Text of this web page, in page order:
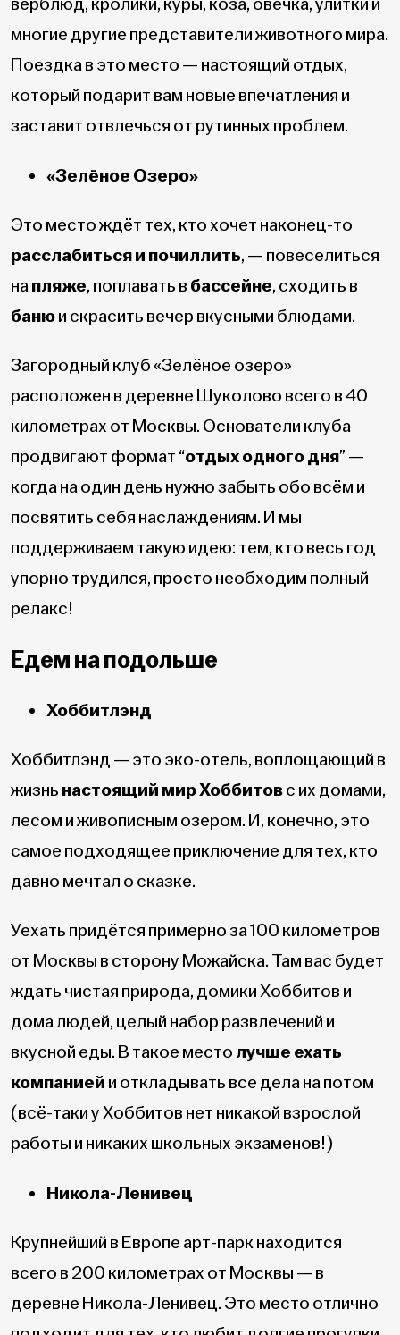
многие другие представители животного мира.
Поездка в это место — настоящий отдых,
который подарит вам новые впечатления и
заставит отвлечься от рутинных проблем.
«Зелёное Озеро»
Это место ждёт тех, кто хочет наконец-то
расслабиться и почиллить, — повеселиться
напляже, поплавать в бассейне, сходить в
банюи скрасить вечер вкусными блюдами.
Загородный клуб «Зелёное озеро»
расположен в деревне Шуколово всего в 40
километрах от Москвы. Основатели клуба
продвигают формат “отдых одного дня” —
когда на один день нужно забыть обо всём и
посвятить себя наслаждениям. И мы
поддерживаем такую идею: тем, кто весь год
упорно трудился, просто необходим полный
релакс!
Едем на подольше
Хоббитлэнд
Хоббитлэнд — это эко-отель, воплощающий в
жизнь настоящий мир Хоббитовс их домами,
лесом и живописным озером. И, конечно, это
самое подходящее приключение для тех, кто
давно мечтал о сказке.
Уехать придётся примерно за 100 километров
от Москвы в сторону Можайска. Там вас будет
ждать чистая природа, домики Хоббитов и
дома людей, целый набор развлечений и
вкусной еды. В такое место лучше ехать
компанией и откладывать все дела на потом
(всё-таки у Хоббитов нет никакой взрослой
работы и никаких школьных экзаменов!)
Никола-Ленивец
Крупнейший в Европе арт-парк находится
всего в 200 километрах от Москвы — в
деревне Никола-Ленивец. Это место отлично